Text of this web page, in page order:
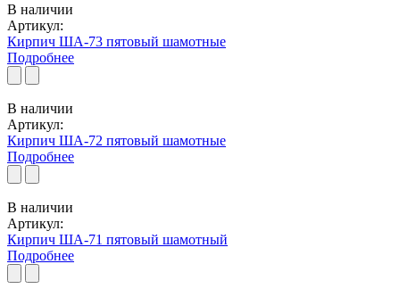
В наличии
Артикул:
Кирпич ША-73 пятовый шамотные
Подробнее
В наличии
Артикул:
Кирпич ША-72 пятовый шамотные
Подробнее
В наличии
Артикул:
Кирпич ША-71 пятовый шамотный
Подробнее